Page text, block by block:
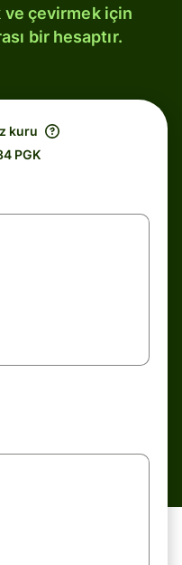
ve çevirmek için
bir hesaptır.
kuru
PGK